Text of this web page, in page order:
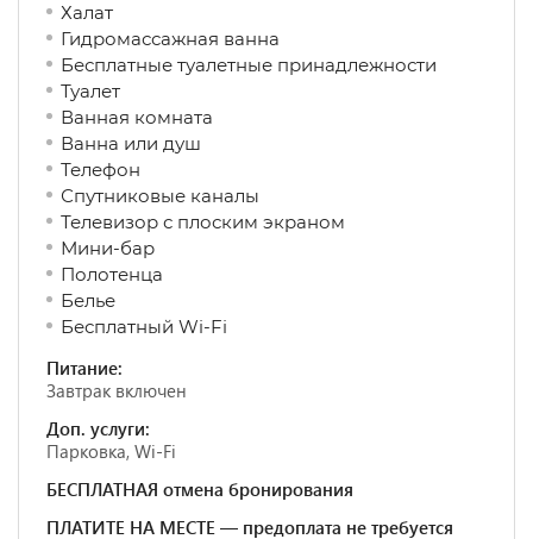
Халат
Гидромассажная ванна
Бесплатные туалетные принадлежности
Туалет
Ванная комната
Ванна или душ
Телефон
Спутниковые каналы
Телевизор с плоским экраном
Мини-бар
Полотенца
Белье
Бесплатный Wi-Fi
Питание:
Завтрак включен
Доп. услуги:
Парковка, Wi-Fi
БЕСПЛАТНАЯ отмена бронирования
ПЛАТИТЕ НА МЕСТЕ — предоплата не требуется